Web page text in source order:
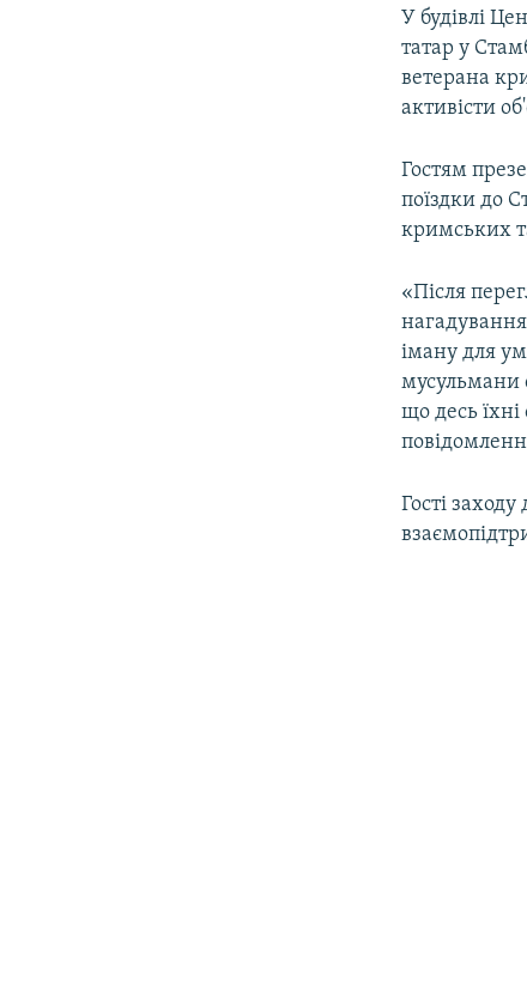
У будівлі
татар у
ветерана
активісти
Гостям
поїздки до
кримських
«Після
іману для
мусульмани
що десь
Гості